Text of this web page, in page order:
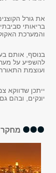
את גורל
בריאותי
והמערכת
בנוסף, אותם
להשפיע על
ועוצמת
ייתכן שדווקא
יונקים, ובהם